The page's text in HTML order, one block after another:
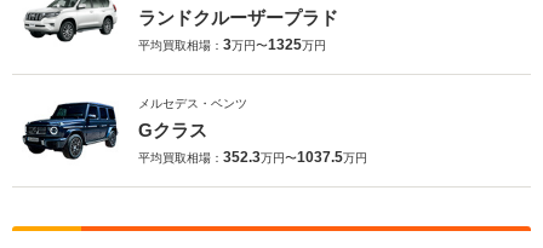
ランドクルーザープラド
平均買取相場： 3万円〜1325万円
メルセデス・ベンツ
Gクラス
平均買取相場： 352.3万円〜1037.5万円